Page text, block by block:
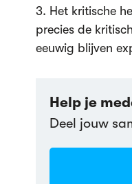
3. Het kritische
precies de
eeuwig blijven
Help je
Deel jouw